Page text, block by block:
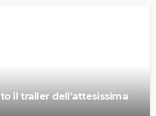
il trailer dell’attesissima